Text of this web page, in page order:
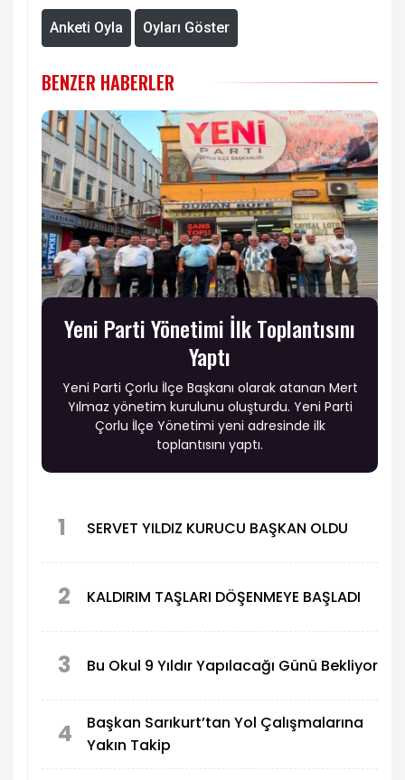
Anketi Oyla Oyları Göster
BENZER HABERLER
Yeni Parti Yönetimi İlk Toplantısını
Yaptı
Yeni Parti Çorlu İlçe Başkanı olarak atanan Mert
Yılmaz yönetim kurulunu oluşturdu. Yeni Parti
Çorlu İlçe Yönetimi yeni adresinde ilk
toplantısını yaptı.
1 SERVET YILDIZ KURUCU BAŞKAN OLDU
2 KALDIRIM TAŞLARI DÖŞENMEYE BAŞLADI
3 Bu Okul 9 Yıldır Yapılacağı Günü Bekliyor
4
Başkan Sarıkurt’tan Yol Çalışmalarına
Yakın Takip